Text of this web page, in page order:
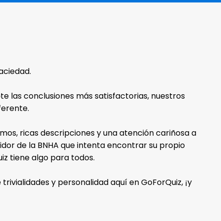
las conclusiones más satisfactorias, nuestros
ricas descripciones y una atención cariñosa a
de la BNHA que intenta encontrar su propio
tiene algo para todos.
y personalidad aquí en GoForQuiz, ¡y